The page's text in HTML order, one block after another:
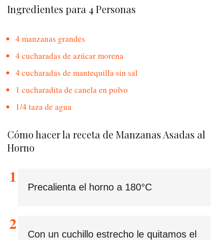
Ingredientes para 4 Personas
4 manzanas grandes
4 cucharadas de azúcar morena
4 cucharadas de mantequilla sin sal
1 cucharadita de canela en polvo
1/4 taza de agua
Cómo hacer la receta de Manzanas Asadas al
Horno
Precalienta el horno a 180°C
Con un cuchillo estrecho le quitamos el